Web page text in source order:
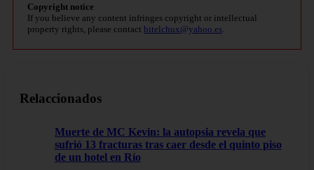
Copyright notice
If you believe any content infringes copyright or intellectual
property rights, please contact bitelchux@yahoo.es
Relaccionados
Muerte de MC Kevin: la autopsia revela que
sufrió 13 fracturas tras caer desde el quinto piso
de un hotel en Río